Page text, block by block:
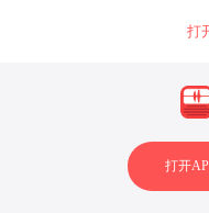
表作《另类擒凶
小说《月牙泉》
赛奖，该作品被
译成英文、阿拉
等地出版，该作
品《玉玲珑》 荣
连续数月荣登新
排行榜第一名，
打
打开